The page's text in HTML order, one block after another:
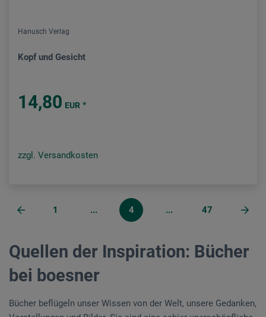
Hanusch Verlag
Kopf und Gesicht
14,80 EUR *
zzgl. Versandkosten
1 ... 4 ... 47
Quellen der Inspiration: Bücher
bei boesner
Bücher beflügeln unser Wissen von der Welt, unsere Gedanken,